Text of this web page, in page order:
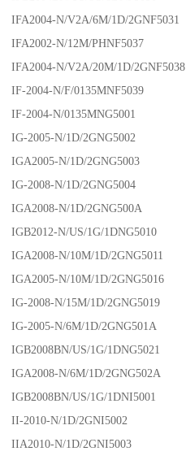
IFA2004-N/V2A/6M/1D/2GNF5031
IFA2002-N/12M/PHNF5037
IFA2004-N/V2A/20M/1D/2GNF5038
IF-2004-N/F/0135MNF5039
IF-2004-N/0135MNG5001
IG-2005-N/1D/2GNG5002
IGA2005-N/1D/2GNG5003
IG-2008-N/1D/2GNG5004
IGA2008-N/1D/2GNG500A
IGB2012-N/US/1G/1DNG5010
IGA2008-N/10M/1D/2GNG5011
IGA2005-N/10M/1D/2GNG5016
IG-2008-N/15M/1D/2GNG5019
IG-2005-N/6M/1D/2GNG501A
IGB2008BN/US/1G/1DNG5021
IGA2008-N/6M/1D/2GNG502A
IGB2008BN/US/1G/1DNI5001
II-2010-N/1D/2GNI5002
IIA2010-N/1D/2GNI5003